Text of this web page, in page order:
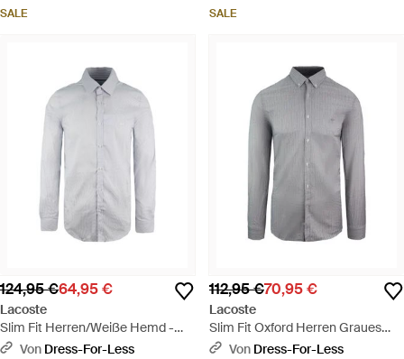
SALE SALE
124,95 €64,95 €
Lacoste
Slim Fit Herren/Weiße Hemd -
BlauVon Dress-For-Less
112,95 €70,95 €
Lacoste
Slim Fit Oxford Herren Graues
Gewebtes Hemd - Grau
Von Dress-For-Less